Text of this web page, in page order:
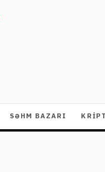
SƏHM BAZARI